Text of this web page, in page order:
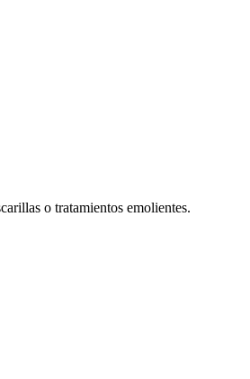
o tratamientos emolientes.